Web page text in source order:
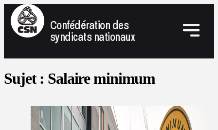
Confédération des
syndicats nationaux
Sujet : Salaire minimum